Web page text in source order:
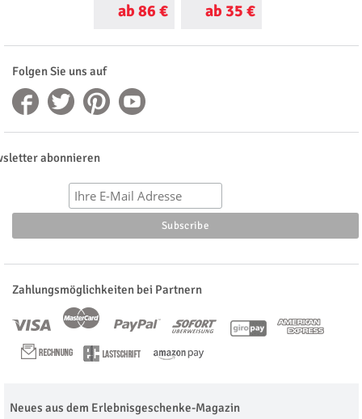
ab 86 € ab 35 €
Folgen Sie uns auf
abonnieren
Zahlungsmöglichkeiten bei Partnern
Neues aus dem Erlebnisgeschenke-Magazin